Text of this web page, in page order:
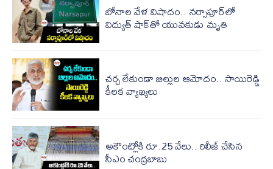
బోనాల వేళ విషాదం.. నర్సాపూర్‌లో
విద్యుత్ షాక్‌తో యువకుడు మృతి
చ‌ర్చ లేకుండా బిల్లుల ఆమోదం.. సాయిరెడ్డి
కీల‌క వ్యాఖ్య‌లు
అకౌంట్లోకి రూ.25 వేలు.. రిలీజ్ చేసిన
సీఎం చంద్రబాబు